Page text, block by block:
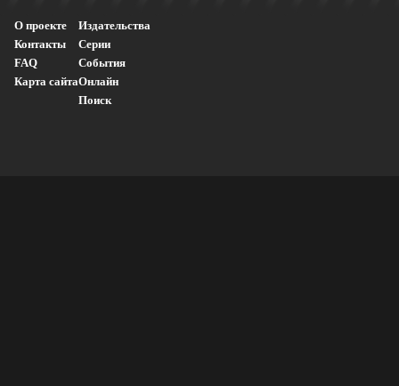
О проекте
Контакты
FAQ
Карта сайта
Издательства
Серии
События
Онлайн
Поиск